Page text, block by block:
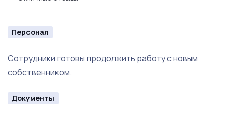
Персонал
Сотрудники готовы продолжить работу с новым
собственником.
Документы